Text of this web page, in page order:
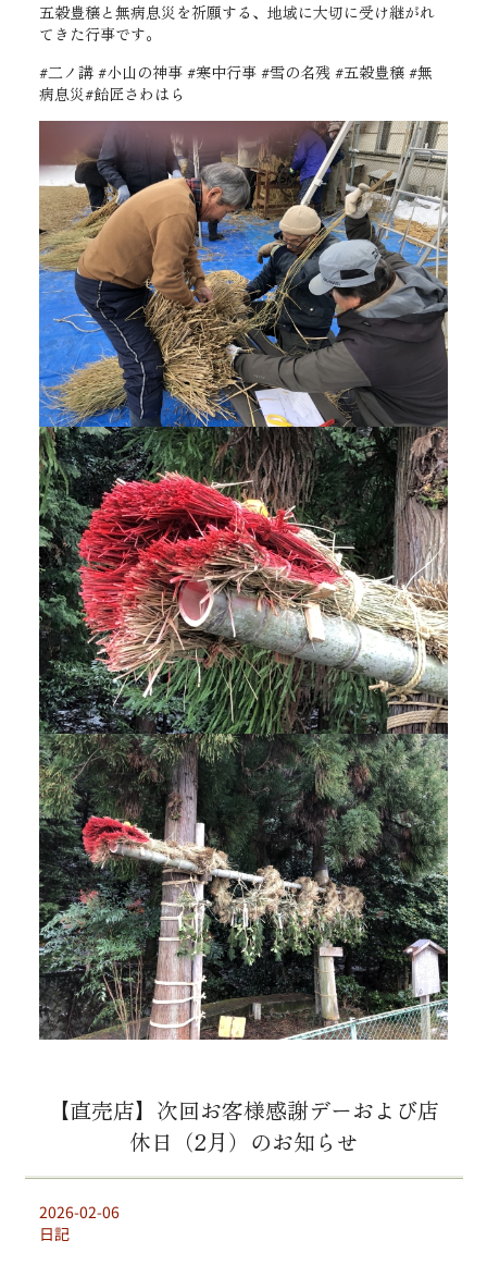
五穀豊穣と無病息災を祈願する、地域に大切に受け継がれ
てきた行事です。
#二ノ講 #小山の神事 #寒中行事 #雪の名残 #五穀豊穣 #無
病息災#飴匠さわはら
【直売店】次回お客様感謝デーおよび店
休日（2月）のお知らせ
2026-02-06
日記